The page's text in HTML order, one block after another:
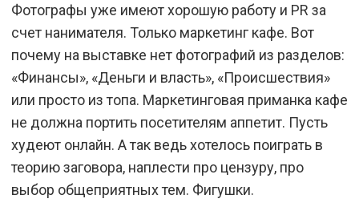
Фотографы уже имеют хорошую работу и PR за
счет нанимателя. Только маркетинг кафе. Вот
почему на выставке нет фотографий из разделов:
«Финансы», «Деньги и власть», «Происшествия»
или просто из топа. Маркетинговая приманка кафе
не должна портить посетителям аппетит. Пусть
худеют онлайн. А так ведь хотелось поиграть в
теорию заговора, наплести про цензуру, про
выбор общеприятных тем. Фигушки.